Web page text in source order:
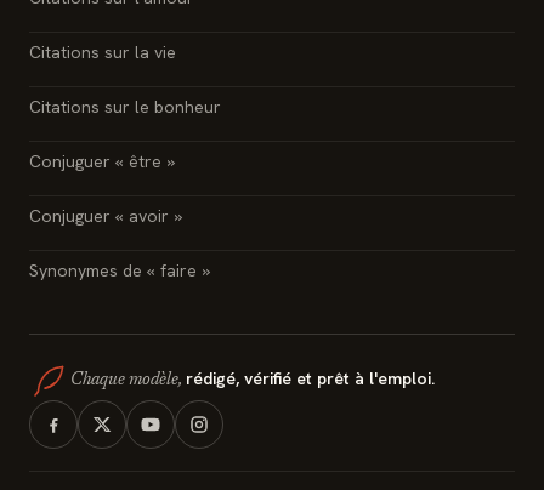
Citations sur la vie
Citations sur le bonheur
Conjuguer « être »
Conjuguer « avoir »
Synonymes de « faire »
Chaque modèle, rédigé, vérifié et prêt à l'emploi.